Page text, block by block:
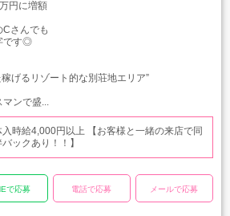
円に増額
さんでも
です◎
げるリゾート的な別荘地エリア”
マンで盛...
入時給4,000円以上 【お客様と一緒の来店で同
バックあり！！】
で応募 電話で応募 メールで応募